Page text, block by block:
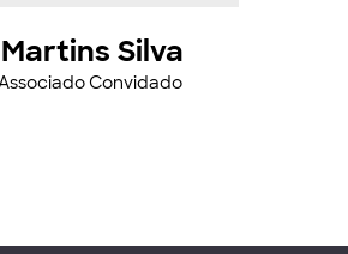
Silva
Convidado